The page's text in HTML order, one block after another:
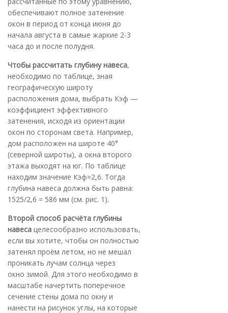
обеспечивают полное затенение
окон в период от конца июня до
начала августа в самые жаркие 2-3
часа до и после полудня.
Чтобы рассчитать глубину навеса,
необходимо по таблице, зная
географическую широту
расположения дома, выбрать Кэф —
коэффициент эффективного
затенения, исходя из ориентации
окон по сторонам света. Например,
дом расположен на широте 40°
(северной широты), а окна второго
этажа выходят на юг. По таблице
находим значение Кэф=2,6. Тогда
глубина навеса должна быть равна:
1525/2,6 = 586 мм (см. рис. 1).
Второй способ расчёта глубины
навеса целесообразно использовать,
если вы хотите, чтобы он полностью
затенял проём летом, но не мешал
проникать лучам солнца через
окно зимой. Для этого необходимо в
масштабе начертить поперечное
сечение стены дома по окну и
нанести на рисунок углы, на которые